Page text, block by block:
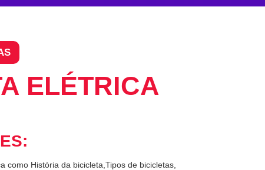
ELÉTRICA
como História da bicicleta,Tipos de bicicletas,